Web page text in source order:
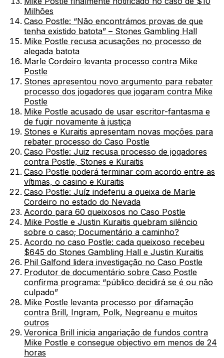
Milhões
Caso Postle: “Não encontrámos provas de que
tenha existido batota” – Stones Gambling Hall
Mike Postle recusa acusações no processo de
alegada batota
Marle Cordeiro levanta processo contra Mike
Postle
Stones apresentou novo argumento para rebater
processo dos jogadores que jogaram contra Mike
Postle
Mike Postle acusado de usar escritor-fantasma e
de fugir novamente à justiça
Stones e Kuraitis apresentam novas moções para
rebater processo do Caso Postle
Caso Postle: Juiz recusa processo de jogadores
contra Postle, Stones e Kuraitis
Caso Postle poderá terminar com acordo entre as
vítimas, o casino e Kuraitis
Caso Postle: Juíz indeferiu a queixa de Marle
Cordeiro no estado do Nevada
Acordo para 60 queixosos no Caso Postle
Mike Postle e Justin Kuraitis quebram silêncio
sobre o caso; Documentário a caminho?
Acordo no caso Postle: cada queixoso recebeu
$645 do Stones Gambling Hall e Justin Kuraitis
Phil Galfond lidera investigação no Caso Postle
Produtor de documentário sobre Caso Postle
confirma programa: “público decidirá se é ou não
culpado”
Mike Postle levanta processo por difamação
contra Brill, Ingram, Polk, Negreanu e muitos
outros
Veronica Brill inicia angariação de fundos contra
Mike Postle e consegue objectivo em menos de 24
horas